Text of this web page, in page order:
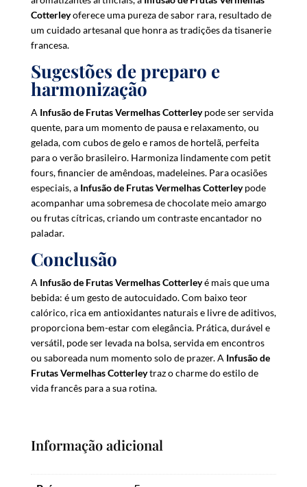
Cotterleyoferece uma pureza de sabor rara, resultado de
um cuidado artesanal que honra as tradições da tisanerie
francesa.
Sugestões de preparo e
harmonização
A Infusão de Frutas Vermelhas Cotterleypode ser servida
quente, para um momento de pausa e relaxamento, ou
gelada, com cubos de gelo e ramos de hortelã, perfeita
para o verão brasileiro. Harmoniza lindamente com petit
fours, financier de amêndoas, madeleines. Para ocasiões
especiais, a Infusão de Frutas Vermelhas Cotterleypode
acompanhar uma sobremesa de chocolate meio amargo
ou frutas cítricas, criando um contraste encantador no
paladar.
Conclusão
A Infusão de Frutas Vermelhas Cotterleyé mais que uma
bebida: é um gesto de autocuidado. Com baixo teor
calórico, rica em antioxidantes naturais e livre de aditivos,
proporciona bem-estar com elegância. Prática, durável e
versátil, pode ser levada na bolsa, servida em encontros
ou saboreada num momento solo de prazer. A Infusão de
Frutas Vermelhas Cotterleytraz o charme do estilo de
vida francês para a sua rotina.
Informação adicional